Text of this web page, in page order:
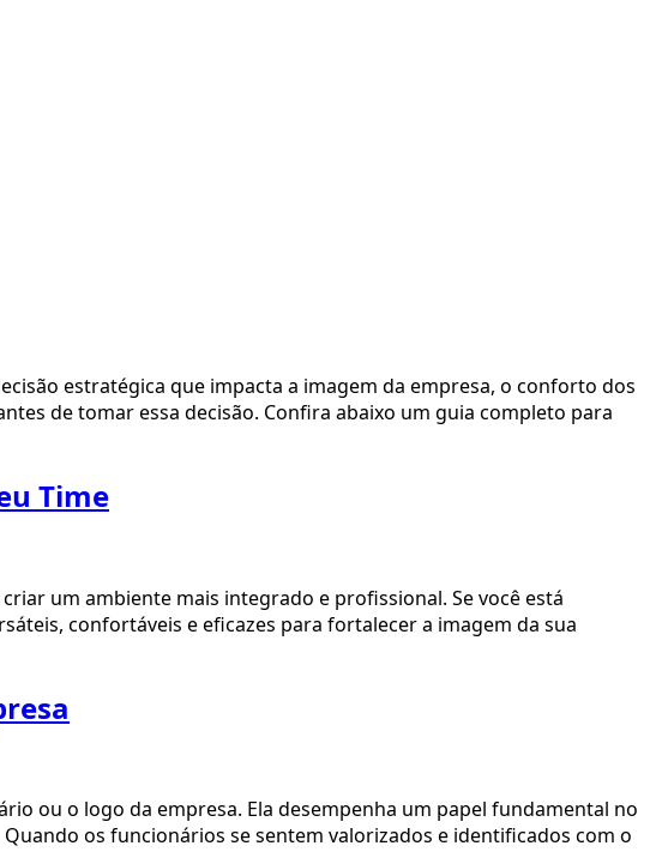
estratégica que impacta a imagem da empresa, o conforto dos
de tomar essa decisão. Confira abaixo um guia completo para
Time
um ambiente mais integrado e profissional. Se você está
confortáveis e eficazes para fortalecer a imagem da sua
ou o logo da empresa. Ela desempenha um papel fundamental no
os funcionários se sentem valorizados e identificados com o